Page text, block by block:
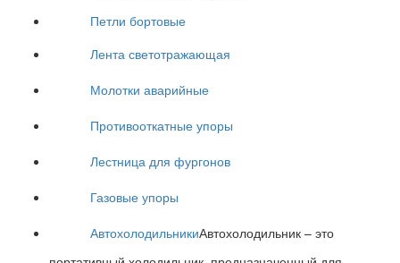
Петли бортовые
Лента светотражающая
Молотки аварийные
Противооткатные упоры
Лестница для фургонов
Газовые упоры
АвтохолодильникиАвтохолодильник – это